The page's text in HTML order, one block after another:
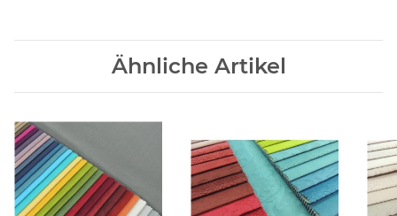
Ähnliche Artikel